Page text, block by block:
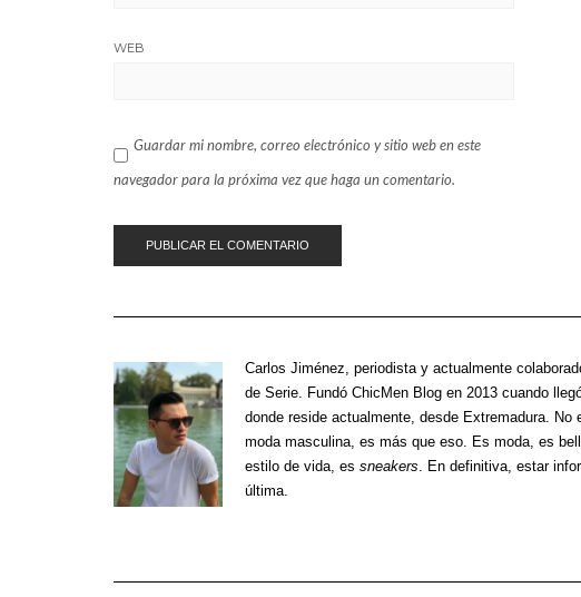
WEB
Guardar mi nombre, correo electrónico y sitio web en este
navegador para la próxima vez que haga un comentario.
Carlos Jiménez , periodista y actualmente
de Serie. Fundó ChicMen Blog en 2013 cuando
donde reside actualmente, desde Extremadura. No
moda masculina, es más que eso. Es moda, es
estilo de vida, es sneakers . En definitiva, estar
última.